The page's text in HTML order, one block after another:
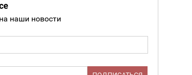
наши новости